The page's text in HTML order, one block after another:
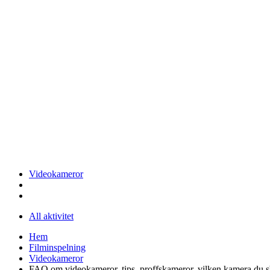
Videokameror
All aktivitet
Hem
Filminspelning
Videokameror